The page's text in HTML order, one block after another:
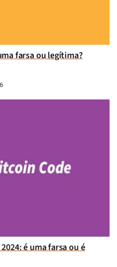
farsa ou legítima?
é uma farsa ou é